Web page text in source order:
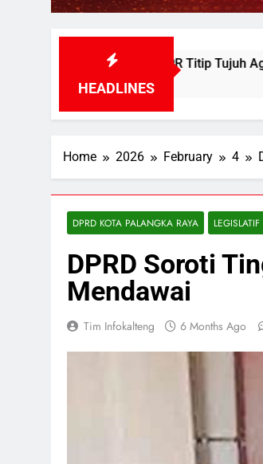
HEADLINES
UPR Titip Tujuh Agenda ke Calon
Home 2026 February 4
DPRD KOTA PALANGKA RAYA LEGISLATIF
DPRD Soroti
Mendawai
Tim Infokalteng 6 Months Ago